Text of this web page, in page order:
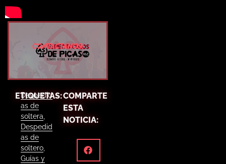
CONTÁCTANOS!
ETIQUETAS:
Despedid
as de
soltera,
Despedid
as de
soltero,
Guías y
COMPARTE
ESTA
NOTICIA: